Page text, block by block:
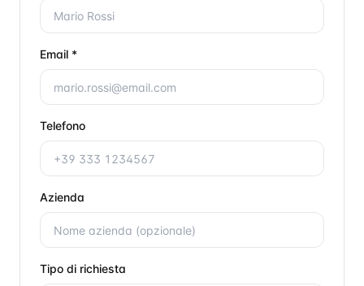
Email *
Telefono
Azienda
Tipo di richiesta